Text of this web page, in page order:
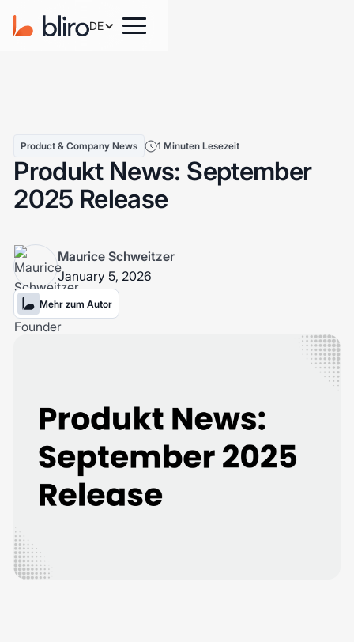
DE
Product & Company News 1 Minuten Lesezeit
Produkt News: September
2025 Release
Maurice Schweitzer
January 5, 2026
Mehr zum Autor